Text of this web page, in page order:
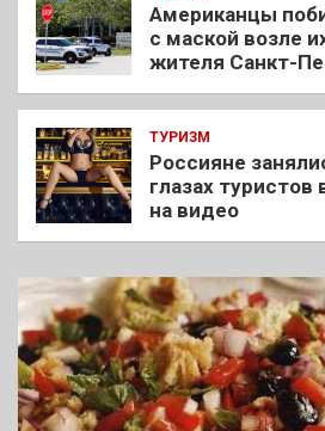
Американцы
с маской возле
жителя Санкт-
ТУРИЗМ
Россияне
глазах туристов
на видео